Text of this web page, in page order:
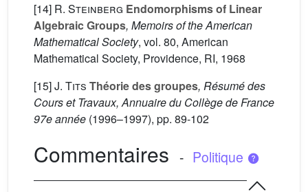
[14] R. Steinberg Endomorphisms of Linear
Algebraic Groups, Memoirs of the American
Mathematical Society, vol. 80, American
Mathematical Society, Providence, RI, 1968
[15]J. Tits Théorie des groupes, Résumé des
Cours et Travaux, Annuaire du Collège de France
97e année (1996–1997), pp. 89-102
Commentaires - Politique